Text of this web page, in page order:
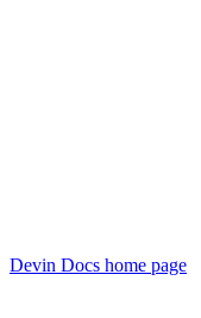
Devin Docs home page